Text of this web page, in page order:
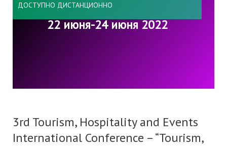
ДОСТУПНО ДИСТАНЦИОННО
22 июня-24 июня 2022
3rd Tourism, Hospitality and Events
International Conference – “Tourism,